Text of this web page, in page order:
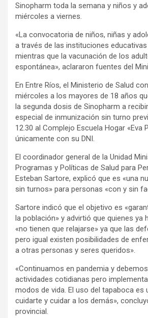
Sinopharm toda la semana y niños y
miércoles a viernes.
«La convocatoria de niños, niñas y
a través de las instituciones
mientras que la vacunación de los
espontánea», aclararon fuentes del
En Entre Ríos, el Ministerio de Salud
miércoles a los mayores de 18 años
la segunda dosis de Sinopharm a
especial de inmunización sin turno
12.30 al Complejo Escuela Hogar «Eva
únicamente con su DNI.
El coordinador general de la Unidad
Programas y Políticas de Salud para
Esteban Sartore, explicó que es «una
sin turnos» para personas «con y sin
Sartore indicó que el objetivo es
la población» y advirtió que quienes ya
«no tienen que relajarse» ya que las
pero igual existen posibilidades de
a otras personas y seres queridos».
«Continuamos en pandemia y
actividades cotidianas pero
modos de vida. El uso del tapaboca es
cuidarte y cuidar a los demás»,
provincial.